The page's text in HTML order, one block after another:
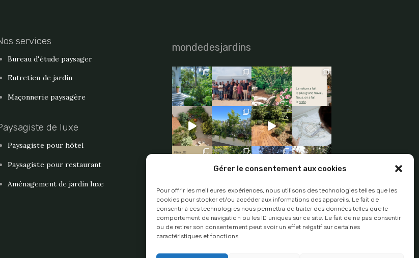
Gérer le consentement aux cookies
Pour offrir les meilleures expériences, nous utilisons des technologies telles que les
cookies pour stocker et/ou accéder aux informations des appareils. Le fait de
consentir à ces technologies nous permettra de traiter des données telles que le
comportement de navigation ou les ID uniques sur ce site. Le fait de ne pas consentir
ou de retirer son consentement peut avoir un effet négatif sur certaines
caractéristiques et fonctions.
services
Bureau d'étude paysager
Entretien de jardin
Maçonnerie paysagère
de luxe
Paysagiste pour hôtel
Paysagiste pour restaurant
Aménagement de jardin luxe
mondedesjardins
Recrutement
Vous souhaitez postuler ?Déposez votre
candidature ici.